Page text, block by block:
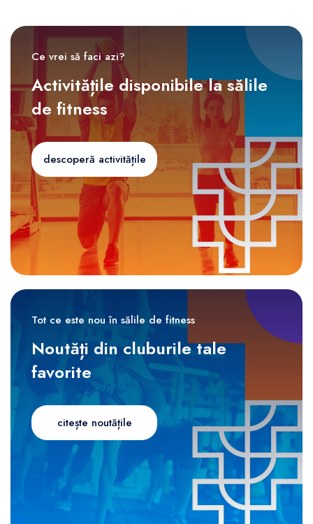
Ce vrei să faci azi?
Activitățile disponibile la sălile
de fitness
descoperă activitățile
Tot ce este nou în sălile de fitness
Noutăți din cluburile tale
favorite
citește noutățile